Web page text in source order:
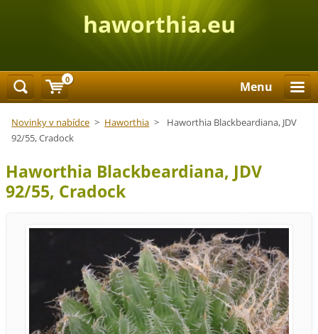
haworthia.eu
Menu
Novinky v nabídce > Haworthia >
Haworthia Blackbeardiana, JDV
92/55, Cradock
Haworthia Blackbeardiana, JDV
92/55, Cradock
0